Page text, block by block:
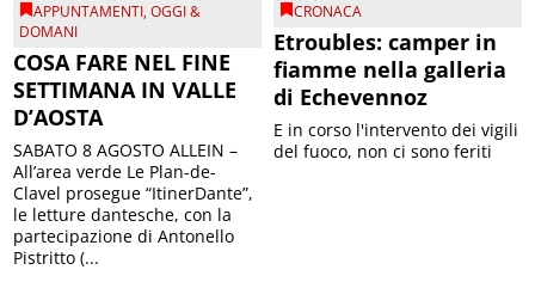
APPUNTAMENTI,OGGI &
DOMANI
COSA FARE NEL FINE
SETTIMANA IN VALLE
D’AOSTA
SABATO 8 AGOSTO ALLEIN –
All’area verde Le Plan-de-
Clavel prosegue “ItinerDante”,
le letture dantesche, con la
partecipazione di Antonello
Pistritto (...
CRONACA
Etroubles: camper in
fiamme nella galleria
di Echevennoz
E in corso l'intervento dei vigili
del fuoco, non ci sono feriti